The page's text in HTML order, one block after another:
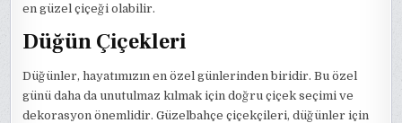
en güzel çiçeği olabilir.
Düğün Çiçekleri
Düğünler, hayatımızın en özel günlerinden biridir. Bu özel
günü daha da unutulmaz kılmak için doğru çiçek seçimi ve
dekorasyon önemlidir. Güzelbahçe çiçekçileri, düğünler için